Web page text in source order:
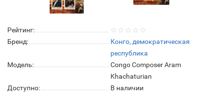
Рейтинг:
Бренд:
Конго, демократическая
республика
Модель:
Congo Composer Aram
Khachaturian
Доступно:
В наличии